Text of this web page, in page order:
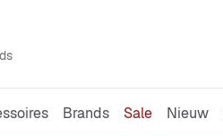
Brands Sale Nieuw